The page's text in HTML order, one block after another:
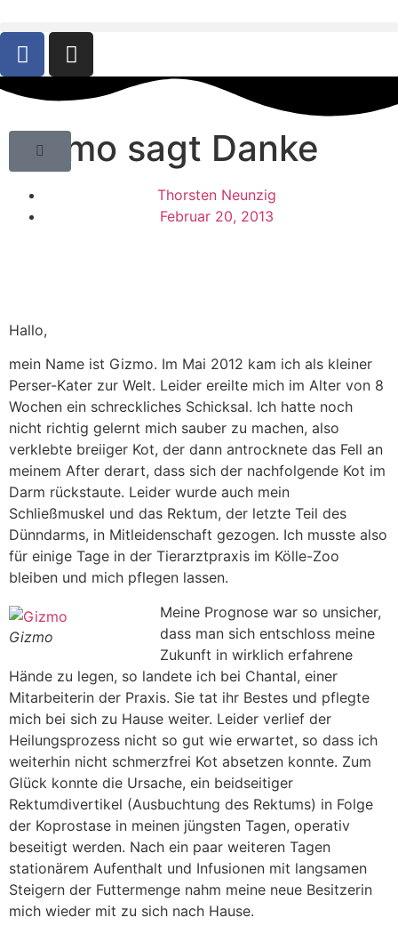
Gizmo sagt Danke
Thorsten Neunzig
Februar 20, 2013
Hallo,
mein Name ist Gizmo. Im Mai 2012 kam ich als kleiner
Perser-Kater zur Welt. Leider ereilte mich im Alter von 8
Wochen ein schreckliches Schicksal. Ich hatte noch
nicht richtig gelernt mich sauber zu machen, also
verklebte breiiger Kot, der dann antrocknete das Fell an
meinem After derart, dass sich der nachfolgende Kot im
Darm rückstaute. Leider wurde auch mein
Schließmuskel und das Rektum, der letzte Teil des
Dünndarms, in Mitleidenschaft gezogen. Ich musste also
für einige Tage in der Tierarztpraxis im Kölle-Zoo
bleiben und mich pflegen lassen.
Gizmo
Meine Prognose war so unsicher,
dass man sich entschloss meine
Zukunft in wirklich erfahrene
Hände zu legen, so landete ich bei Chantal, einer
Mitarbeiterin der Praxis. Sie tat ihr Bestes und pflegte
mich bei sich zu Hause weiter. Leider verlief der
Heilungsprozess nicht so gut wie erwartet, so dass ich
weiterhin nicht schmerzfrei Kot absetzen konnte. Zum
Glück konnte die Ursache, ein beidseitiger
Rektumdivertikel (Ausbuchtung des Rektums) in Folge
der Koprostase in meinen jüngsten Tagen, operativ
beseitigt werden. Nach ein paar weiteren Tagen
stationärem Aufenthalt und Infusionen mit langsamen
Steigern der Futtermenge nahm meine neue Besitzerin
mich wieder mit zu sich nach Hause.